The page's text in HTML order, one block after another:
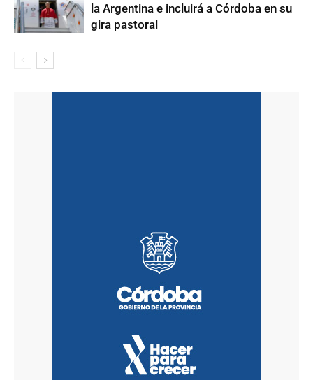
la Argentina e incluirá a Córdoba en su
gira pastoral